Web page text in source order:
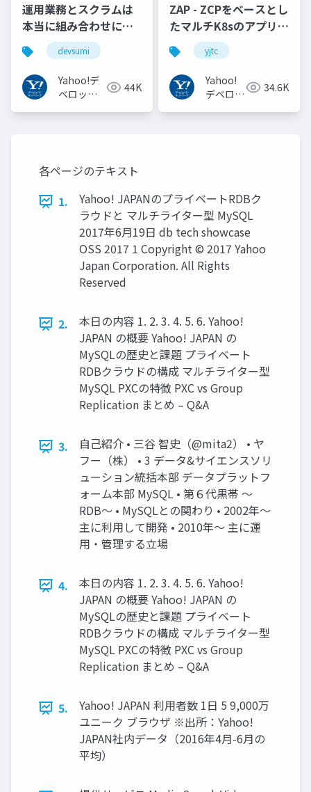
運用業務とスクラムは
本当に組み合わせにく
いのか︖運用業務が大
半を占めるプロダクト
開発での試行錯誤
devsumi
Yahoo!デ
ベロッパ
44K
ZAP - ZCPをベースとし
たマルチK8sのアプリケ
ーション実行基盤
#YJTC / YJTC21 B-3
yjtc
Yahoo!
デベロッ
34.6K
各ページのテキスト
1.
Yahoo! JAPANのプライベートRDBク
ラウドと マルチライター型 MySQL
2017年6月19日 db tech showcase
OSS 2017 1 Copyright © 2017 Yahoo
Japan Corporation. All Rights
Reserved
2.
本日の内容 1. 2. 3. 4. 5. 6. Yahoo!
JAPAN の概要 Yahoo! JAPAN の
MySQLの歴史と課題 プライベート
RDBクラウドの構成 マルチライター型
MySQL PXCの特徴 PXC vs Group
Replication まとめ – Q&A
3.
自己紹介 • 三谷 智史（@mita2） • ヤ
フー（株） • 3 データ&サイエンスソリ
ューション統括本部 データプラットフ
ォーム本部 MySQL • 第６代黒帯 ～
RDB～ • MySQLとの関わり • 2002年～
主に利用して開発 • 2010年～ 主に運
用・管理する立場
4.
本日の内容 1. 2. 3. 4. 5. 6. Yahoo!
JAPAN の概要 Yahoo! JAPAN の
MySQLの歴史と課題 プライベート
RDBクラウドの構成 マルチライター型
MySQL PXCの特徴 PXC vs Group
Replication まとめ – Q&A
5.
Yahoo! JAPAN 利用者数 1日 5 9,000万
ユニーク ブラウザ ※出所：Yahoo!
JAPAN社内データ（2016年4月-6月の
平均）